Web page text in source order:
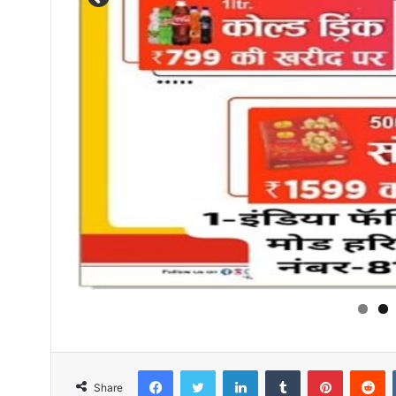
Share
FacebookTwitter LinkedInTumblr Pinterest